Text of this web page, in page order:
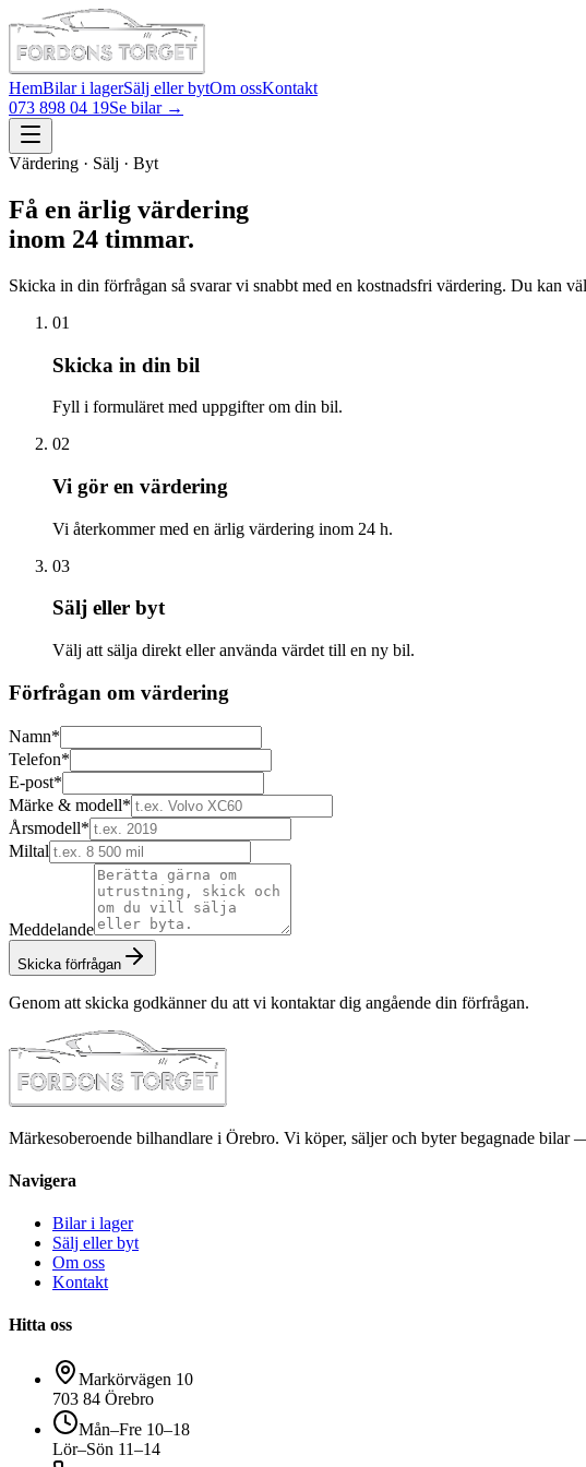
HemBilar i lagerSälj eller bytOm ossKontakt
073 898 04 19Se bilar →
Värdering · Sälj · Byt
Få en ärlig värdering
inom 24 timmar.
Skicka in din förfrågan så svarar vi snabbt med en kostnadsfri värdering. Du kan
01
Skicka in din bil
Fyll i formuläret med uppgifter om din bil.
02
Vi gör en värdering
Vi återkommer med en ärlig värdering inom 24 h.
03
Sälj eller byt
Välj att sälja direkt eller använda värdet till en ny bil.
Förfrågan om värdering
Namn*
Telefon*
E-post*
Märke & modell*
Årsmodell*
Miltal
Meddelande
Skicka förfrågan
Genom att skicka godkänner du att vi kontaktar dig angående din förfrågan.
Märkesoberoende bilhandlare i Örebro. Vi köper, säljer och byter begagnade
Navigera
Bilar i lager
Sälj eller byt
Om oss
Kontakt
Hitta oss
Markörvägen 10
703 84 Örebro
Mån–Fre 10–18
Lör–Sön 11–14